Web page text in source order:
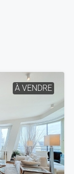
À VENDRE